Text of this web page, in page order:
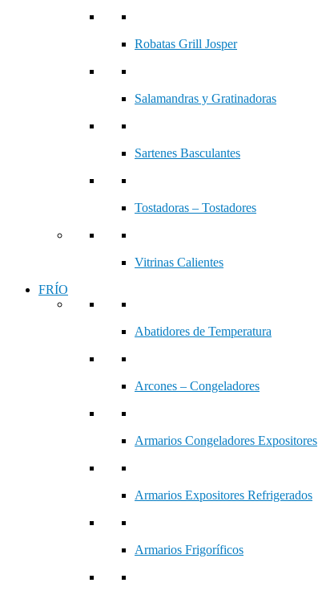
Robatas Grill Josper
Salamandras y Gratinadoras
Sartenes Basculantes
Tostadoras – Tostadores
Vitrinas Calientes
FRÍO
Abatidores de Temperatura
Arcones – Congeladores
Armarios Congeladores Expositores
Armarios Expositores Refrigerados
Armarios Frigoríficos